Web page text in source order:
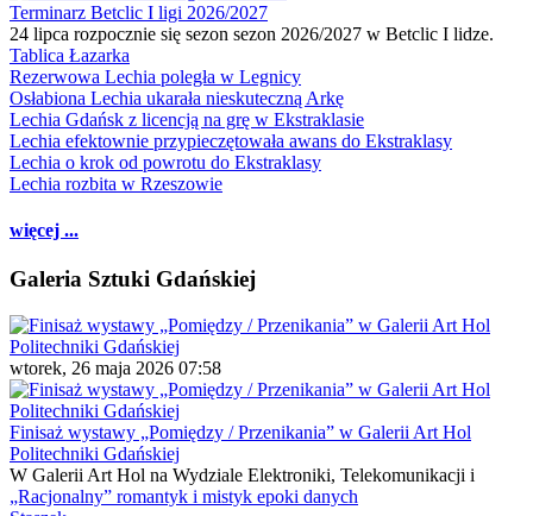
Terminarz Betclic I ligi 2026/2027
24 lipca rozpocznie się sezon sezon 2026/2027 w Betclic I lidze.
Tablica Łazarka
Rezerwowa Lechia poległa w Legnicy
Osłabiona Lechia ukarała nieskuteczną Arkę
Lechia Gdańsk z licencją na grę w Ekstraklasie
Lechia efektownie przypieczętowała awans do Ekstraklasy
Lechia o krok od powrotu do Ekstraklasy
Lechia rozbita w Rzeszowie
więcej ...
Galeria Sztuki Gdańskiej
wtorek, 26 maja 2026 07:58
Finisaż wystawy „Pomiędzy / Przenikania” w Galerii Art Hol
Politechniki Gdańskiej
W Galerii Art Hol na Wydziale Elektroniki, Telekomunikacji i
„Racjonalny” romantyk i mistyk epoki danych